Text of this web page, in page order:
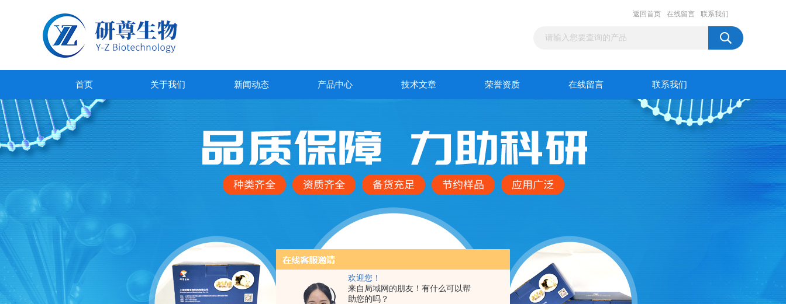
欢迎您！
来自局域网的朋友！有什么可以帮
助您的吗？
返回首页 在线留言 联系我们
首页 关于我们 新闻动态 产品中心 技术文章 荣誉资质 在线留言 联系我们